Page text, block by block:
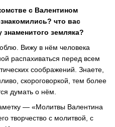
с Валентином
что вас
земляка?
Вижу в нём человека
распахиваться перед всем
соображений. Знаете,
скороговоркой, тем более
думать о нём.
— «Молитвы Валентина
творчество с молитвой, с